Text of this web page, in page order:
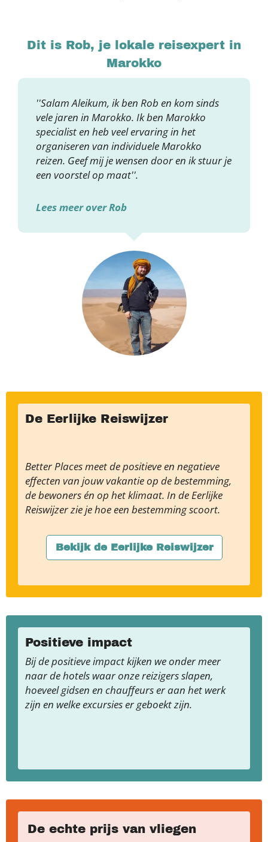
Dit is Rob, je lokale reisexpert in
Marokko
''Salam Aleikum, ik ben Rob en kom sinds
vele jaren in Marokko. Ik ben Marokko
specialist en heb veel ervaring in het
organiseren van individuele Marokko
reizen. Geef mij je wensen door en ik stuur je
een voorstel op maat''.
Lees meer over Rob
De Eerlijke Reiswijzer
Better Places meet de positieve en negatieve
effecten van jouw vakantie op de bestemming,
de bewoners én op het klimaat. In de Eerlijke
Reiswijzer zie je hoe een bestemming scoort.
Bekijk de Eerlijke Reiswijzer
Positieve impact
Bij de positieve impact kijken we onder meer
naar de hotels waar onze reizigers slapen,
hoeveel gidsen en chauffeurs er aan het werk
zijn en welke excursies er geboekt zijn.
De echte prijs van vliegen